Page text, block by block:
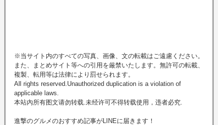
※当サイト内のすべての写真、画像、文の転載はご遠慮ください。
また、まとめサイト等への引用を厳禁いたします。無許可の転載、
複製、転用等は法律により罰せられます。
All rights reserved.Unauthorized duplication is a violation of
applicable laws.
本站內所有图文请勿转载.未经许可不得转载使用，违者必究.
進撃のグルメのおすすめ記事がLINEに届きます！